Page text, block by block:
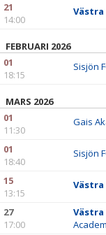
21
14:00
Västra
FEBRUARI 2026
01
18:15
Sisjön
MARS 2026
01
11:30
Gais
01
18:40
Sisjön
15
13:15
Västra
27
17:00
Västra